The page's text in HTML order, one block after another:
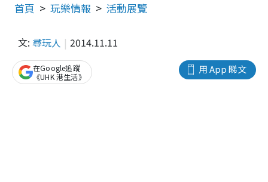
首頁 玩樂情報 活動展覽
文: 尋玩人 2014.11.11
用 App 睇文
在Google追蹤
《UHK 港生活》